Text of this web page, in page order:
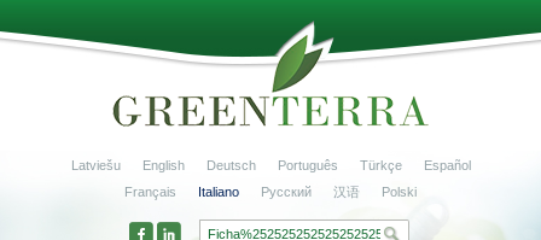
Latviešu English Deutsch Português Türkçe
Español
Français
Italiano Русский 汉语 Polski